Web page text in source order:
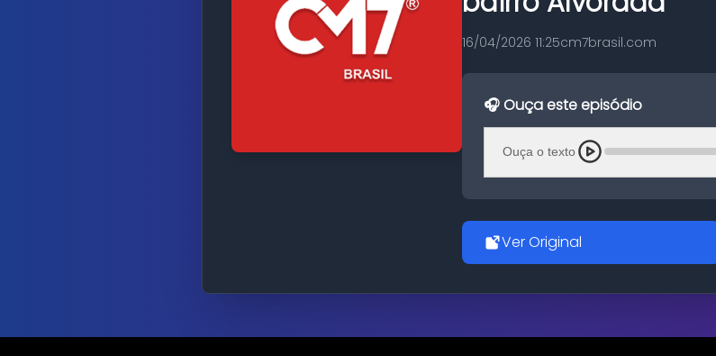
16/04/2026 11:25cm7brasil.com
🎧 Ouça este episódio
Ouça o texto
Ver Original